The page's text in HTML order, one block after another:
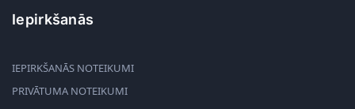
Iepirkšanās
IEPIRKŠANĀS NOTEIKUMI
PRIVĀTUMA NOTEIKUMI